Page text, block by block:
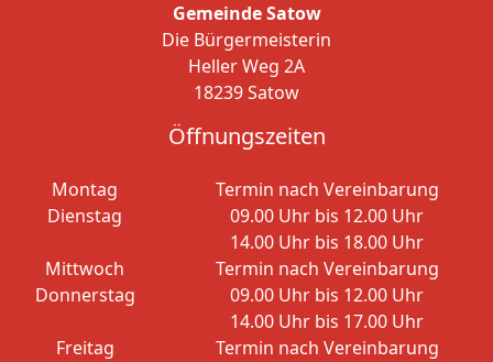
Gemeinde Satow
Die Bürgermeisterin
Heller Weg 2A
18239 Satow
Öffnungszeiten
Montag
Termin nach Vereinbarung
Dienstag
09.00 Uhr bis 12.00 Uhr
14.00 Uhr bis 18.00 Uhr
Mittwoch
Termin nach Vereinbarung
Donnerstag
09.00 Uhr bis 12.00 Uhr
14.00 Uhr bis 17.00 Uhr
Freitag
Termin nach Vereinbarung